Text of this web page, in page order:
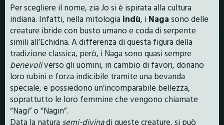
Per scegliere il nome, zia Jo si è ispirata alla cultura
indiana. Infatti, nella mitologia indù, i Naga sono delle
creature ibride con busto umano e coda di serpente
simili all’Echidna. A differenza di questa figura della
tradizione classica, però, i Naga sono quasi sempre
benevoliverso gli uomini, in cambio di favori, donano
loro rubini e forza indicibile tramite una bevanda
speciale, e possiedono un’incomparabile bellezza,
soprattutto le loro femmine che vengono chiamate
“Nagi” o “Nagin”.
Data la natura semi-divinadi queste creature, si può